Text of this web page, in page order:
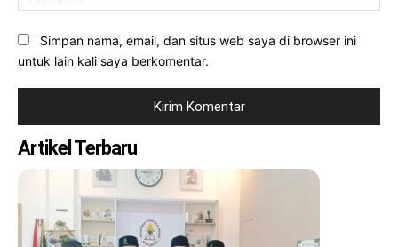
Simpan nama, email, dan situs web saya di browser ini
untuk lain kali saya berkomentar.
Artikel Terbaru